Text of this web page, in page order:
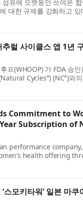
유에 오랫동안 쓰여온 합
대한 규제를 강화하고
Pte. Ltd.)가 성능 저
럴 사이클스 앱 1년
프(WHOOP) 가 FDA 승
Cycles°) (NC°)와
표했다. 후프는 자격 요건
Commitment to
Subscription of
performance
health offering
the only FDA-
스모키타워’ 일본 마